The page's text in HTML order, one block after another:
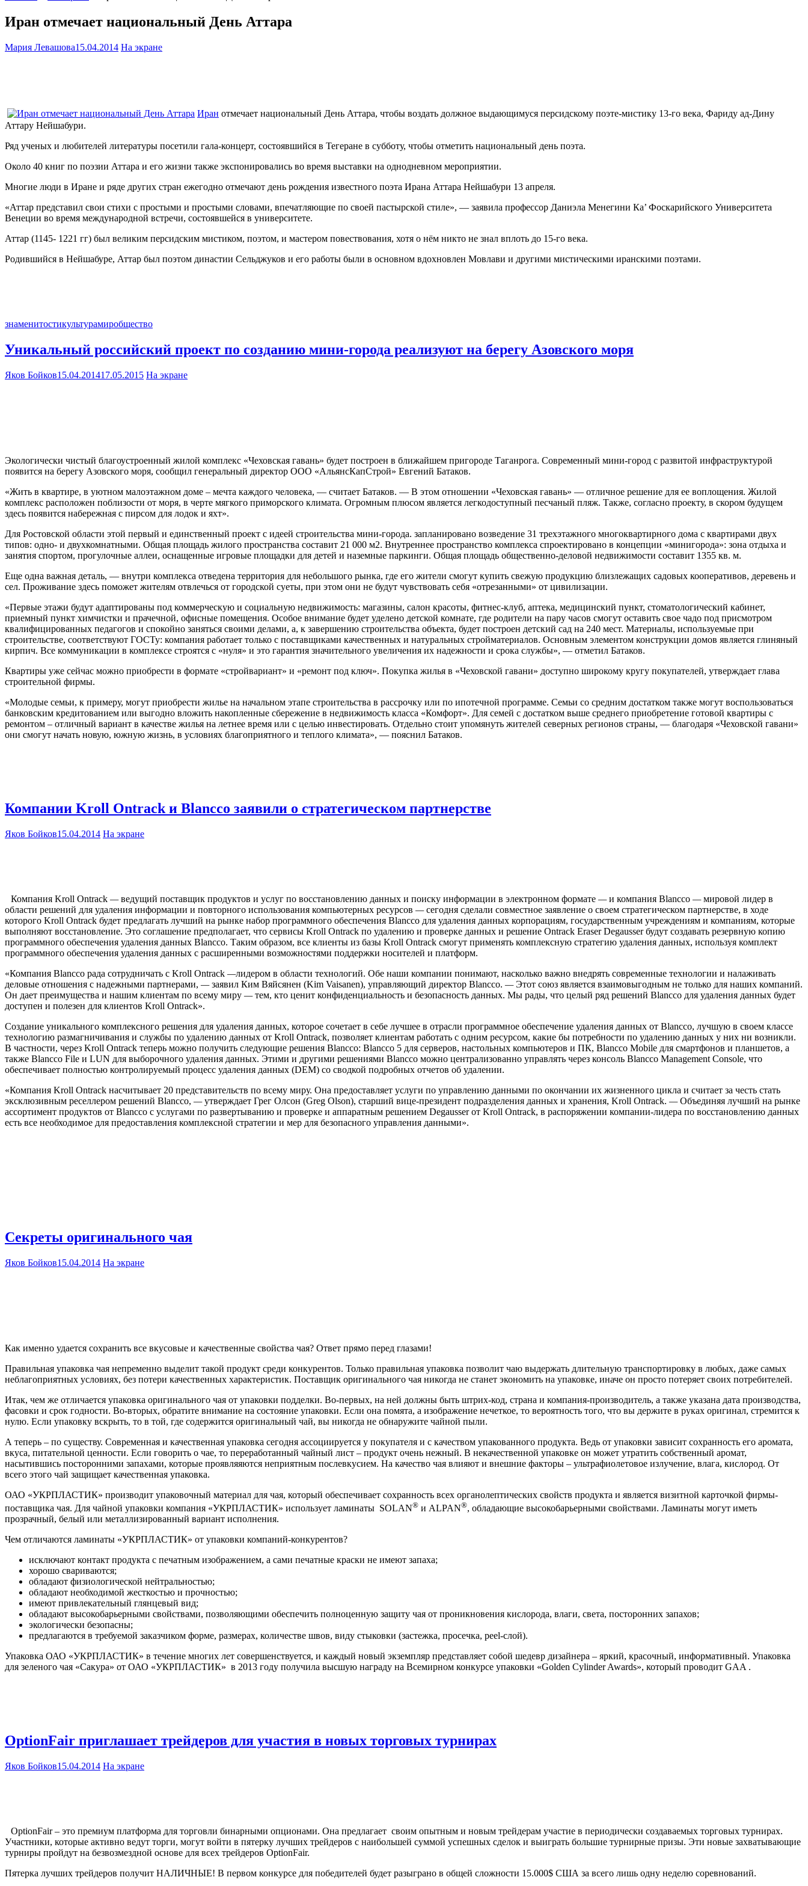
Иран отмечает национальный День Аттара
Мария Левашова15.04.2014 На экране
Иран отмечает национальный День Аттара, чтобы воздать должное выдающимуся персидскому поэтe-мистику 13-го века, Фариду ад-Дину
Аттару Нейшабури.
Ряд ученых и любителей литературы посетили гала-концерт, состоявшийся в Тегеране в субботу, чтобы отметить национальный день поэта.
Около 40 книг по поэзии Аттара и его жизни также экспонировались во время выставки на однодневном мероприятии.
Многие люди в Иране и ряде других стран ежегодно отмечают день рождения известного поэта Ирана Аттара Нейшабури 13 апреля.
«Аттар представил свои стихи с простыми и простыми словами, впечатляющие по своей пастырской стиле», — заявила профессор Даниэла Менегини Ка’ Фоскарийского Университета
Венеции во время международной встречи, состоявшейся в университете.
Аттар (1145- 1221 гг) был великим персидским мистиком, поэтом, и мастером повествования, хотя о нём никто не знал вплоть до 15-го века.
Родившийся в Нейшабуре, Аттар был поэтом династии Сельджуков и его работы были в основном вдохновлен Мовлави и другими мистическими иранскими поэтами.
знаменитостикультурамиробщество
Уникальный российский проект по созданию мини-города реализуют на берегу Азовского моря
Яков Бойков15.04.201417.05.2015 На экране
Экологически чистый благоустроенный жилой комплекс «Чеховская гавань» будет построен в ближайшем пригороде Таганрога. Современный мини-город с развитой инфраструктурой
появится на берегу Азовского моря, сообщил генеральный директор ООО «АльянсКапСтрой» Евгений Батаков.
«Жить в квартире, в уютном малоэтажном доме – мечта каждого человека, — считает Батаков. — В этом отношении «Чеховская гавань» — отличное решение для ее воплощения. Жилой
комплекс расположен поблизости от моря, в черте мягкого приморского климата. Огромным плюсом является легкодоступный песчаный пляж. Также, согласно проекту, в скором будущем
здесь появится набережная с пирсом для лодок и яхт».
Для Ростовской области этой первый и единственный проект с идеей строительства мини-города. запланировано возведение 31 трехэтажного многоквартирного дома с квартирами двух
типов: одно- и двухкомнатными. Общая площадь жилого пространства составит 21 000 м2. Внутреннее пространство комплекса спроектировано в концепции «минигорода»: зона отдыха и
занятия спортом, прогулочные аллеи, оснащенные игровые площадки для детей и наземные паркинги. Общая площадь общественно-деловой недвижимости составит 1355 кв. м.
Еще одна важная деталь, — внутри комплекса отведена территория для небольшого рынка, где его жители смогут купить свежую продукцию близлежащих садовых кооперативов, деревень и
сел. Проживание здесь поможет жителям отвлечься от городской суеты, при этом они не будут чувствовать себя «отрезанными» от цивилизации.
«Первые этажи будут адаптированы под коммерческую и социальную недвижимость: магазины, салон красоты, фитнес-клуб, аптека, медицинский пункт, стоматологический кабинет,
приемный пункт химчистки и прачечной, офисные помещения. Особое внимание будет уделено детской комнате, где родители на пару часов смогут оставить свое чадо под присмотром
квалифицированных педагогов и спокойно заняться своими делами, а, к завершению строительства объекта, будет построен детский сад на 240 мест. Материалы, используемые при
строительстве, соответствуют ГОСТу: компания работает только с поставщиками качественных и натуральных стройматериалов. Основным элементом конструкции домов является глиняный
кирпич. Все коммуникации в комплексе строятся с «нуля» и это гарантия значительного увеличения их надежности и срока службы», — отметил Батаков.
Квартиры уже сейчас можно приобрести в формате «стройвариант» и «ремонт под ключ». Покупка жилья в «Чеховской гавани» доступно широкому кругу покупателей, утверждает глава
строительной фирмы.
«Молодые семьи, к примеру, могут приобрести жилье на начальном этапе строительства в рассрочку или по ипотечной программе. Семьи со средним достатком также могут воспользоваться
банковским кредитованием или выгодно вложить накопленные сбережение в недвижимость класса «Комфорт». Для семей с достатком выше среднего приобретение готовой квартиры с
ремонтом – отличный вариант в качестве жилья на летнее время или с целью инвестировать. Отдельно стоит упомянуть жителей северных регионов страны, — благодаря «Чеховской гавани»
они смогут начать новую, южную жизнь, в условиях благоприятного и теплого климата», — пояснил Батаков.
Компании Kroll Ontrack и Blancco заявили о стратегическом партнерстве
Яков Бойков15.04.2014 На экране
Компания Kroll Ontrack —ведущий поставщик продуктов и услуг по восстановлению данных и поиску информации в электронном формате —и компания Blancco —мировой лидер в
области решений для удаления информации и повторного использования компьютерных ресурсов —сегодня сделали совместное заявление о своем стратегическом партнерстве, в ходе
которого Kroll Ontrack будет предлагать лучший на рынке набор программного обеспечения Blancco для удаления данных корпорациям, государственным учреждениям и компаниям, которые
выполняют восстановление. Это соглашение предполагает, что сервисы Kroll Ontrack по удалению и проверке данных и решение Ontrack Eraser Degausser будут создавать резервную копию
программного обеспечения удаления данных Blancco. Таким образом, все клиенты из базы Kroll Ontrack смогут применять комплексную стратегию удаления данных, используя комплект
программного обеспечения удаления данных с расширенными возможностями поддержки носителей и платформ.
«Компания Blancco рада сотрудничать с Kroll Ontrack —лидером в области технологий. Обе наши компании понимают, насколько важно внедрять современные технологии и налаживать
деловые отношения с надежными партнерами, —заявил Ким Вяйсянен (Kim Vaisanen), управляющий директор Blancco. —Этот союз является взаимовыгодным не только для наших компаний.
Он дает преимущества и нашим клиентам по всему миру —тем, кто ценит конфиденциальность и безопасность данных. Мы рады, что целый ряд решений Blancco для удаления данных будет
доступен и полезен для клиентов Kroll Ontrack».
Создание уникального комплексного решения для удаления данных, которое сочетает в себе лучшее в отрасли программное обеспечение удаления данных от Blancco, лучшую в своем классе
технологию размагничивания и службы по удалению данных от Kroll Ontrack, позволяет клиентам работать с одним ресурсом, какие бы потребности по удалению данных у них ни возникли.
В частности, через Kroll Ontrack теперь можно получить следующие решения Blancco: Blancco 5 для серверов, настольных компьютеров и ПК, Blancco Mobile для смартфонов и планшетов, а
также Blancco File и LUN для выборочного удаления данных. Этими и другими решениями Blancco можно централизованно управлять через консоль Blancco Management Console, что
обеспечивает полностью контролируемый процесс удаления данных (DEM) со сводкой подробных отчетов об удалении.
«Компания Kroll Ontrack насчитывает 20 представительств по всему миру. Она предоставляет услуги по управлению данными по окончании их жизненного цикла и считает за честь стать
эксклюзивным реселлером решений Blancco, —утверждает Грег Олсон (Greg Olson), старший вице-президент подразделения данных и хранения, Kroll Ontrack. —Объединяя лучший на рынке
ассортимент продуктов от Blancco с услугами по развертыванию и проверке и аппаратным решением Degausser от Kroll Ontrack, в распоряжении компании-лидера по восстановлению данных
есть все необходимое для предоставления комплексной стратегии и мер для безопасного управления данными».
Секреты оригинального чая
Яков Бойков15.04.2014 На экране
Как именно удается сохранить все вкусовые и качественные свойства чая? Ответ прямо перед глазами!
Правильная упаковка чая непременно выделит такой продукт среди конкурентов. Только правильная упаковка позволит чаю выдержать длительную транспортировку в любых, даже самых
неблагоприятных условиях, без потери качественных характеристик. Поставщик оригинального чая никогда не станет экономить на упаковке, иначе он просто потеряет своих потребителей.
Итак, чем же отличается упаковка оригинального чая от упаковки подделки. Во-первых, на ней должны быть штрих-код, страна и компания-производитель, а также указана дата производства,
фасовки и срок годности. Во-вторых, обратите внимание на состояние упаковки. Если она помята, а изображение нечеткое, то вероятность того, что вы держите в руках оригинал, стремится к
нулю. Если упаковку вскрыть, то в той, где содержится оригинальный чай, вы никогда не обнаружите чайной пыли.
А теперь – по существу. Современная и качественная упаковка сегодня ассоциируется у покупателя и с качеством упакованного продукта. Ведь от упаковки зависит сохранность его аромата,
вкуса, питательной ценности. Если говорить о чае, то переработанный чайный лист – продукт очень нежный. В некачественной упаковке он может утратить собственный аромат,
насытившись посторонними запахами, которые проявляяются неприятным послевкусием. На качество чая влияют и внешние факторы – ультрафиолетовое излучение, влага, кислород. От
всего этого чай защищает качественная упаковка.
ОАО «УКРПЛАСТИК» производит упаковочный материал для чая, который обеспечивает сохранность всех органолептических свойств продукта и является визитной карточкой фирмы-
поставщика чая. Для чайной упаковки компания «УКРПЛАСТИК» использует ламинаты SOLAN® и ALPAN®, обладающие высокобарьерными свойствами. Ламинаты могут иметь
прозрачный, белый или металлизированный вариант исполнения.
Чем отличаются ламинаты «УКРПЛАСТИК» от упаковки компаний-конкурентов?
исключают контакт продукта с печатным изображением, а сами печатные краски не имеют запаха;
хорошо свариваются;
обладают физиологической нейтральностью;
обладают необходимой жесткостью и прочностью;
имеют привлекательный глянцевый вид;
обладают высокобарьерными свойствами, позволяющими обеспечить полноценную защиту чая от проникновения кислорода, влаги, света, посторонних запахов;
экологически безопасны;
предлагаются в требуемой заказчиком форме, размерах, количестве швов, виду стыковки (застежка, просечка, peel-слой).
Упаковка ОАО «УКРПЛАСТИК» в течение многих лет совершенствуется, и каждый новый экземпляр представляет собой шедевр дизайнера – яркий, красочный, информативный. Упаковка
для зеленого чая «Сакура» от ОАО «УКРПЛАСТИК» в 2013 году получила высшую награду на Всемирном конкурсе упаковки «Golden Cylinder Awards», который проводит GAA .
OptionFair приглашает трейдеров для участия в новых торговых турнирах
Яков Бойков15.04.2014 На экране
OptionFair – это премиум платформа для торговли бинарными опционами. Она предлагает своим опытным и новым трейдерам участие в периодически создаваемых торговых турнирах.
Участники, которые активно ведут торги, могут войти в пятерку лучших трейдеров с наибольшей суммой успешных сделок и выиграть большие турнирные призы. Эти новые захватывающие
турниры пройдут на безвозмездной основе для всех трейдеров OptionFair.
Пятерка лучших трейдеров получит НАЛИЧНЫЕ! В первом конкурсе для победителей будет разыграно в общей сложности 15.000$ США за всего лишь одну неделю соревнований.